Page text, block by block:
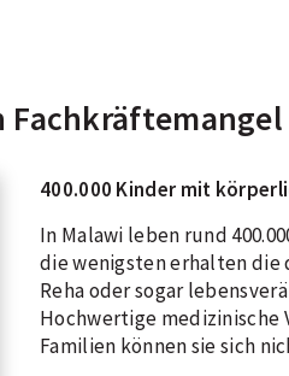
400.000 Kinder mit
In Malawi leben rund
die wenigsten erhalten
Reha oder sogar
Hochwertige medizinische
Familien können sie sich